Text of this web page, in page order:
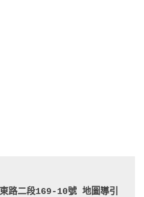
路二段169-10號 地圖導引